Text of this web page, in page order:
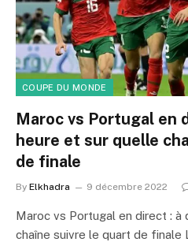
COUPE DU MONDE
Maroc vs Portugal en
heure et sur quelle
de finale
By Elkhadra 9 décembre 2022
Maroc vs Portugal en direct : à
chaîne suivre le quart de finale